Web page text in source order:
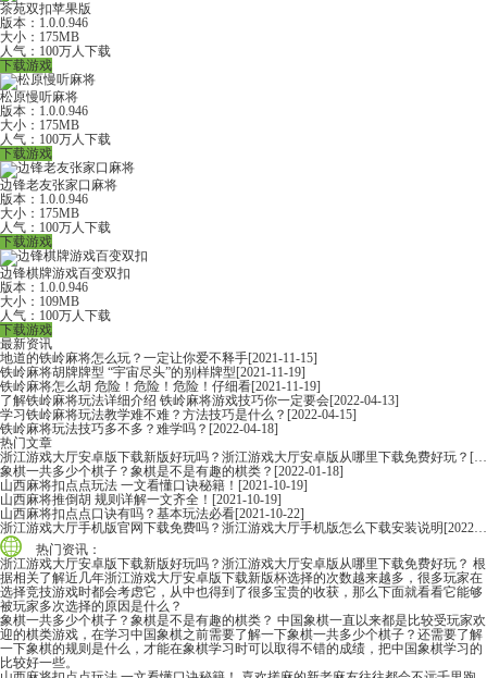
茶苑双扣苹果版
版本：1.0.0.946
大小：175MB
人气：100万人下载
下载游戏
松原慢听麻将
版本：1.0.0.946
大小：175MB
人气：100万人下载
下载游戏
边锋老友张家口麻将
版本：1.0.0.946
大小：175MB
人气：100万人下载
下载游戏
边锋棋牌游戏百变双扣
版本：1.0.0.946
大小：109MB
人气：100万人下载
下载游戏
最新资讯
地道的铁岭麻将怎么玩？一定让你爱不释手[2021-11-15]
铁岭麻将胡牌牌型 “宇宙尽头”的别样牌型[2021-11-19]
铁岭麻将怎么胡 危险！危险！危险！仔细看[2021-11-19]
了解铁岭麻将玩法详细介绍 铁岭麻将游戏技巧你一定要会[2022-04-13]
学习铁岭麻将玩法教学难不难？方法技巧是什么？ [2022-04-15]
铁岭麻将玩法技巧多不多？难学吗？ [2022-04-18]
热门文章
浙江游戏大厅安卓版下载新版好玩吗？浙江游戏大厅安卓版从哪里下载免费好玩？ [2022-06-16]
象棋一共多少个棋子？象棋是不是有趣的棋类？ [2022-01-18]
山西麻将扣点点玩法 一文看懂口诀秘籍！ [2021-10-19]
山西麻将推倒胡 规则详解一文齐全！ [2021-10-19]
山西麻将扣点点口诀有吗？基本玩法必看[2021-10-22]
浙江游戏大厅手机版官网下载免费吗？浙江游戏大厅手机版怎么下载安装说明 [2022-06-16]
热门资讯：
浙江游戏大厅安卓版下载新版好玩吗？浙江游戏大厅安卓版从哪里下载免费好玩？ 根
据相关了解近几年浙江游戏大厅安卓版下载新版杯选择的次数越来越多，很多玩家在
选择竞技游戏时都会考虑它，从中也得到了很多宝贵的收获，那么下面就看看它能够
被玩家多次选择的原因是什么？
象棋一共多少个棋子？象棋是不是有趣的棋类？ 中国象棋一直以来都是比较受玩家欢
迎的棋类游戏，在学习中国象棋之前需要了解一下象棋一共多少个棋子？还需要了解
一下象棋的规则是什么，才能在象棋学习时可以取得不错的成绩，把中国象棋学习的
比较好一些。